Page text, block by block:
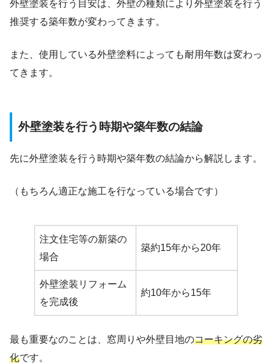
外壁塗装を行う目安は、外壁の種類により外壁塗装を行う
推奨する築年数が変わってきます。
また、使用している外壁塗料によっても耐用年数は変わっ
てきます。
外壁塗装を行う時期や築年数の結論
先に外壁塗装を行う時期や築年数の結論から解説します。
（もちろん適正な施工を行なっている場合です）
注文住宅等の新築の
場合
築約15年から20年
外壁塗装リフォーム
を完成後
約10年から15年
最も重要なのことは、窓周りや外壁目地のコーキングの劣
化です。